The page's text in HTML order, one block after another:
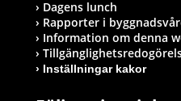
Dagens lunch
Rapporter i
Information om denna
Inställningar kakor